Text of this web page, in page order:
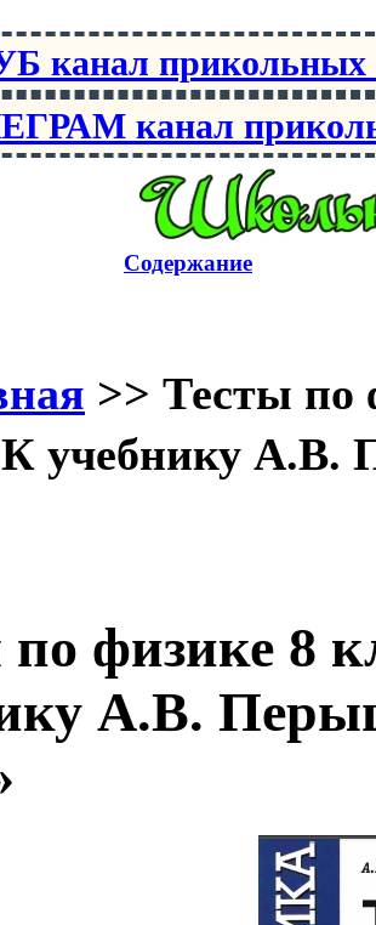
канал
канал
Содержание
>> Тесты по
К учебнику А.В.
физике 8
А.В.